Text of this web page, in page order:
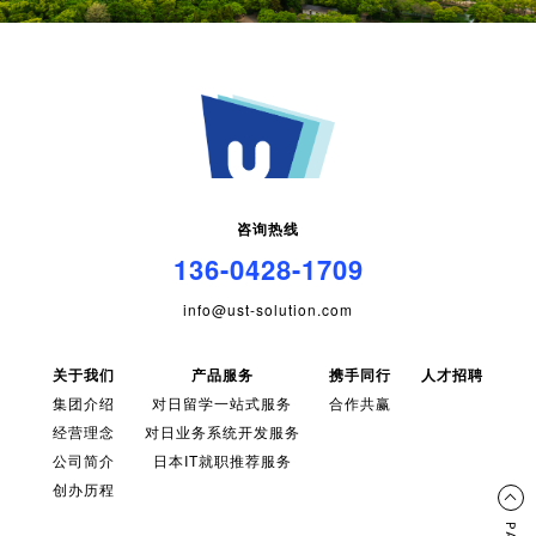
咨询热线
136-0428-1709
info@ust-solution.com
关于我们
集团介绍
经营理念
公司简介
创办历程
产品服务
对日留学一站式服务
对日业务系统开发服务
日本IT就职推荐服务
携手同行
合作共赢
人才招聘